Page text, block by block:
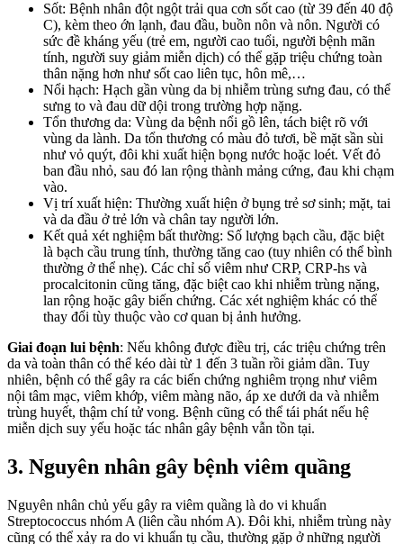
Sốt: Bệnh nhân đột ngột trải qua cơn sốt cao (từ 39 đến 40 độ
C), kèm theo ớn lạnh, đau đầu, buồn nôn và nôn. Người có
sức đề kháng yếu (trẻ em, người cao tuổi, người bệnh mãn
tính, người suy giảm miễn dịch) có thể gặp triệu chứng toàn
thân nặng hơn như sốt cao liên tục, hôn mê,…
Nổi hạch: Hạch gần vùng da bị nhiễm trùng sưng đau, có thể
sưng to và đau dữ dội trong trường hợp nặng.
Tổn thương da: Vùng da bệnh nổi gồ lên, tách biệt rõ với
vùng da lành. Da tổn thương có màu đỏ tươi, bề mặt sần sùi
như vỏ quýt, đôi khi xuất hiện bọng nước hoặc loét. Vết đỏ
ban đầu nhỏ, sau đó lan rộng thành mảng cứng, đau khi chạm
vào.
Vị trí xuất hiện: Thường xuất hiện ở bụng trẻ sơ sinh; mặt, tai
và da đầu ở trẻ lớn và chân tay người lớn.
Kết quả xét nghiệm bất thường: Số lượng bạch cầu, đặc biệt
là bạch cầu trung tính, thường tăng cao (tuy nhiên có thể bình
thường ở thể nhẹ). Các chỉ số viêm như CRP, CRP-hs và
procalcitonin cũng tăng, đặc biệt cao khi nhiễm trùng nặng,
lan rộng hoặc gây biến chứng. Các xét nghiệm khác có thể
thay đổi tùy thuộc vào cơ quan bị ảnh hưởng.
Giai đoạn lui bệnh: Nếu không được điều trị, các triệu chứng trên
da và toàn thân có thể kéo dài từ 1 đến 3 tuần rồi giảm dần. Tuy
nhiên, bệnh có thể gây ra các biến chứng nghiêm trọng như viêm
nội tâm mạc, viêm khớp, viêm màng não, áp xe dưới da và nhiễm
trùng huyết, thậm chí tử vong. Bệnh cũng có thể tái phát nếu hệ
miễn dịch suy yếu hoặc tác nhân gây bệnh vẫn tồn tại.
3. Nguyên nhân gây bệnh viêm quầng
Nguyên nhân chủ yếu gây ra viêm quầng là do vi khuẩn
Streptococcus nhóm A (liên cầu nhóm A). Đôi khi, nhiễm trùng này
cũng có thể xảy ra do vi khuẩn tụ cầu, thường gặp ở những người